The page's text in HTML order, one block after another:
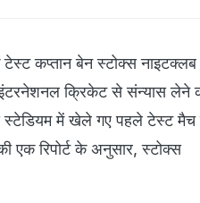
कप्तान बेन स्टोक्स नाइटक्लब
क्रिकेट से संन्यास लेने
स्टेडियम में खेले गए पहले टेस्ट मैच
एक रिपोर्ट के अनुसार, स्टोक्स